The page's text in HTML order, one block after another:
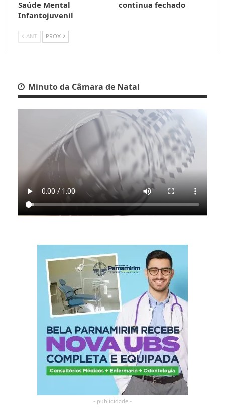
Saúde Mental
Infantojuvenil
continua fechado
ANT PROX
Minuto da Câmara de Natal
- publicidade -